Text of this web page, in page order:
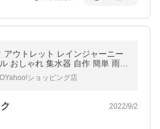
アウトレット レインジャーニー
おしゃれ 集水器 自作 簡単 雨水
家庭用 雨水貯留 貯水タンク
ショッピング店
2022/9/2